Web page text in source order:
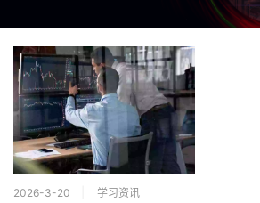
2026-3-20 学习资讯